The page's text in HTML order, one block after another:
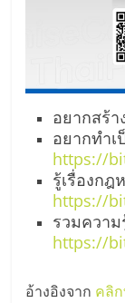
อยากสร้
อยากทำ
https://
รู้เรื่องก
https://
รวมควา
https://
อ้างอิงจาก คลิ